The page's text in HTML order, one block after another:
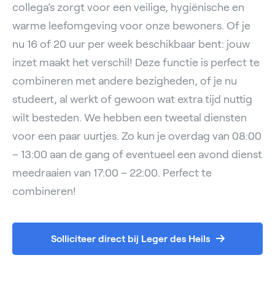
collega’s zorgt voor een veilige, hygiënische en
warme leefomgeving voor onze bewoners. Of je
nu 16 of 20 uur per week beschikbaar bent: jouw
inzet maakt het verschil! Deze functie is perfect te
combineren met andere bezigheden, of je nu
studeert, al werkt of gewoon wat extra tijd nuttig
wilt besteden. We hebben een tweetal diensten
voor een paar uurtjes. Zo kun je overdag van 08:00
– 13:00 aan de gang of eventueel een avond dienst
meedraaien van 17:00 – 22:00. Perfect te
combineren!
Solliciteer direct bij Leger des Heils